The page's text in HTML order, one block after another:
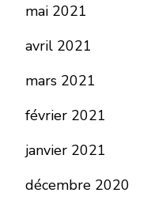
mai 2021
avril 2021
mars 2021
février 2021
janvier 2021
décembre 2020